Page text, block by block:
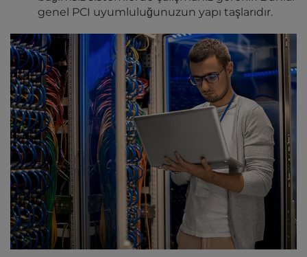
genel PCI uyumluluğunuzun yapı taşlarıdır.